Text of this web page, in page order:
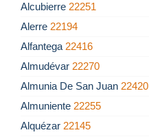
Alcubierre 22251
Alerre 22194
Alfantega 22416
Almudévar 22270
Almunia De San Juan 22420
Almuniente 22255
Alquézar 22145